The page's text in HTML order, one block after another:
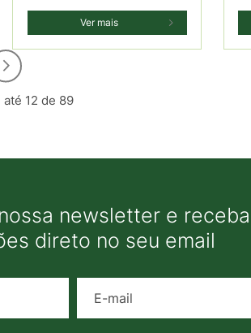
Ver mais
12 de 89
newsletter e
direto no seu email